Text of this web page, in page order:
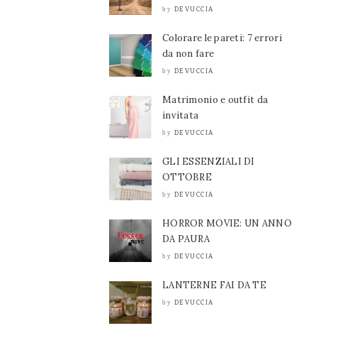
by DEVUCCIA
Colorare le pareti: 7 errori
da non fare
by DEVUCCIA
Matrimonio e outfit da
invitata
by DEVUCCIA
GLI ESSENZIALI DI
OTTOBRE
by DEVUCCIA
HORROR MOVIE: UN ANNO
DA PAURA
by DEVUCCIA
LANTERNE FAI DA TE
by DEVUCCIA